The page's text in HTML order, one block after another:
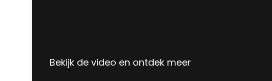
Bekijk de video en ontdek meer